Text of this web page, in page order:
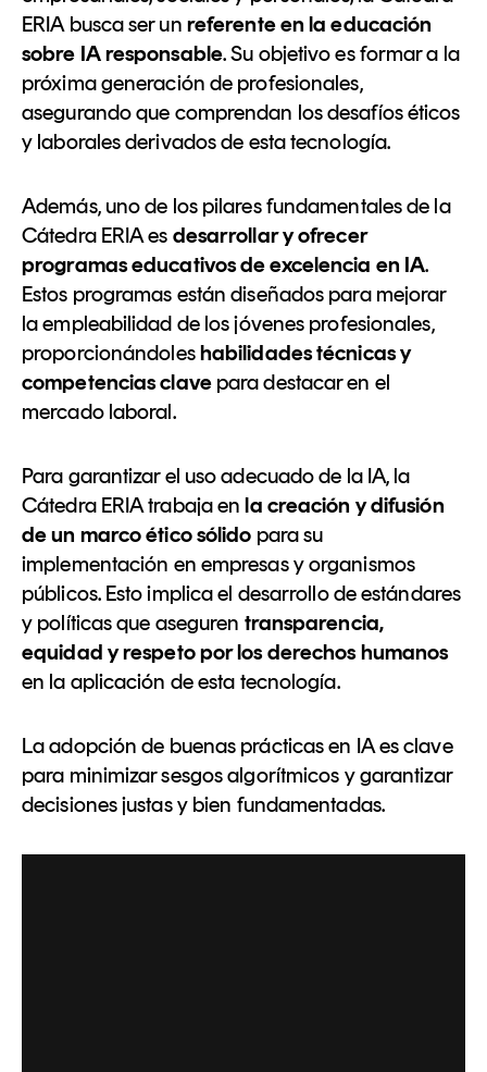
ERIA busca ser un referente en la educación
sobre IA responsable. Su objetivo es formar a la
próxima generación de profesionales,
asegurando que comprendan los desafíos éticos
y laborales derivados de esta tecnología.
Además, uno de los pilares fundamentales de la
Cátedra ERIA es desarrollar y ofrecer
programas educativos de excelencia en IA.
Estos programas están diseñados para mejorar
la empleabilidad de los jóvenes profesionales,
proporcionándoleshabilidades técnicas y
competencias clavepara destacar en el
mercado laboral.
Para garantizar el uso adecuado de la IA, la
Cátedra ERIA trabaja enla creación y difusión
de un marco ético sólido para su
implementación en empresas y organismos
públicos. Esto implica el desarrollo de estándares
y políticas que aseguren transparencia,
equidad y respeto por los derechos humanos
en la aplicación de esta tecnología.
La adopción de buenas prácticas en IA es clave
para minimizar sesgos algorítmicos y garantizar
decisiones justas y bien fundamentadas.